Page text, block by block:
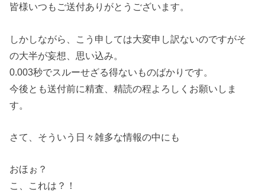
皆様いつもご送付ありがとうございます。
しかしながら、こう申しては大変申し訳ないのですがそ
の大半が妄想、思い込み。
0.003秒でスルーせざる得ないものばかりです。
今後とも送付前に精査、精読の程よろしくお願いしま
す。
さて、そういう日々雑多な情報の中にも
おほぉ？
こ、これは？！